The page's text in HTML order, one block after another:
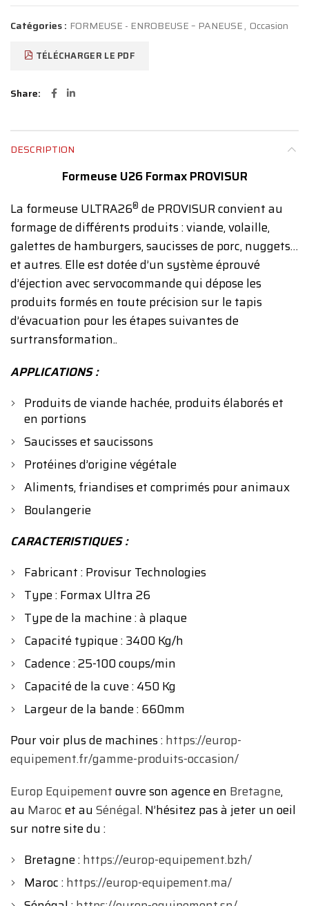
Catégories : FORMEUSE - ENROBEUSE – PANEUSE, Occasion
TÉLÉCHARGER LE PDF
Share
DESCRIPTION
Formeuse U26 Formax PROVISUR
La formeuse ULTRA26® de PROVISUR convient au
formage de différents produits : viande, volaille,
galettes de hamburgers, saucisses de porc, nuggets…
et autres. Elle est dotée d’un système éprouvé
d’éjection avec servocommande qui dépose les
produits formés en toute précision sur le tapis
d’évacuation pour les étapes suivantes de
surtransformation..
APPLICATIONS :
Produits de viande hachée, produits élaborés et
en portions
Saucisses et saucissons
Protéines d’origine végétale
Aliments, friandises et comprimés pour animaux
Boulangerie
CARACTERISTIQUES :
Fabricant : Provisur Technologies
Type : Formax Ultra 26
Type de la machine : à plaque
Capacité typique : 3400 Kg/h
Cadence : 25-100 coups/min
Capacité de la cuve : 450 Kg
Largeur de la bande : 660mm
Pour voir plus de machines :https://europ-
equipement.fr/gamme-produits-occasion/
Europ Equipementouvre son agence en Bretagne,
au Marocet au Sénégal. N’hésitez pas à jeter un oeil
sur notre site du :
Bretagne :https://europ-equipement.bzh/
Maroc :https://europ-equipement.ma/